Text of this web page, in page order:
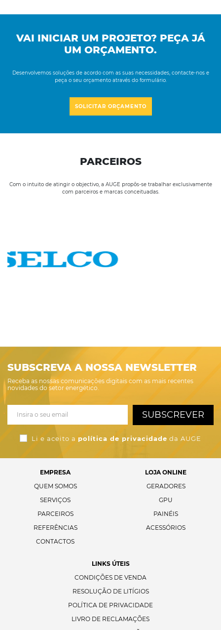
VAI INICIAR UM PROJETO? PEÇA JÁ
UM ORÇAMENTO.
Desenvolvemos soluções de acordo com as suas necessidades, contacte-nos e
peça o seu orçamento através do formulário.
SOLICITAR ORÇAMENTO
PARCEIROS
Com o intuito de atingir o objectivo, a AUGE propôs-se trabalhar exclusivamente
com parceiros e marcas conceituadas.
SUBSCREVA A NOSSA NEWSLETTER
Receba as nossas comunicações digitais com as mais recentes
novidades do setor energético.
SUBSCREVER
Li e aceito a política de privacidade da AUGE
EMPRESA
QUEM SOMOS
SERVIÇOS
PARCEIROS
REFERÊNCIAS
CONTACTOS
LOJA ONLINE
GERADORES
GPU
PAINÉIS
ACESSÓRIOS
LINKS ÚTEIS
CONDIÇÕES DE VENDA
RESOLUÇÃO DE LITÍGIOS
POLÍTICA DE PRIVACIDADE
LIVRO DE RECLAMAÇÕES